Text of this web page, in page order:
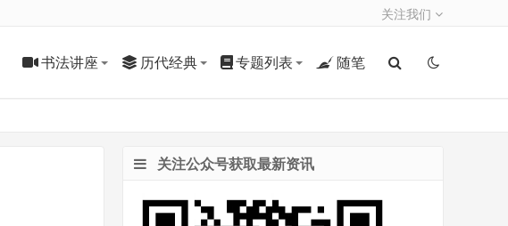
关注我们
书法讲座 历代经典 专题列表 随笔
关注公众号获取最新资讯